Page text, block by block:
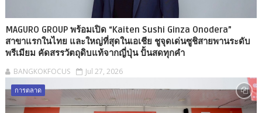
MAGURO GROUP พร้อมเปิด “Kaiten Sushi Ginza Onodera”
สาขาแรกในไทย และใหญ่ที่สุดในเอเชีย ชูจุดเด่นซูชิสายพานระดับ
พรีเมียม คัดสรรวัตถุดิบแท้จากญี่ปุ่น ปั้นสดทุกคำ
BANGKOKFOCUS Jul 27, 2026
การตลาด